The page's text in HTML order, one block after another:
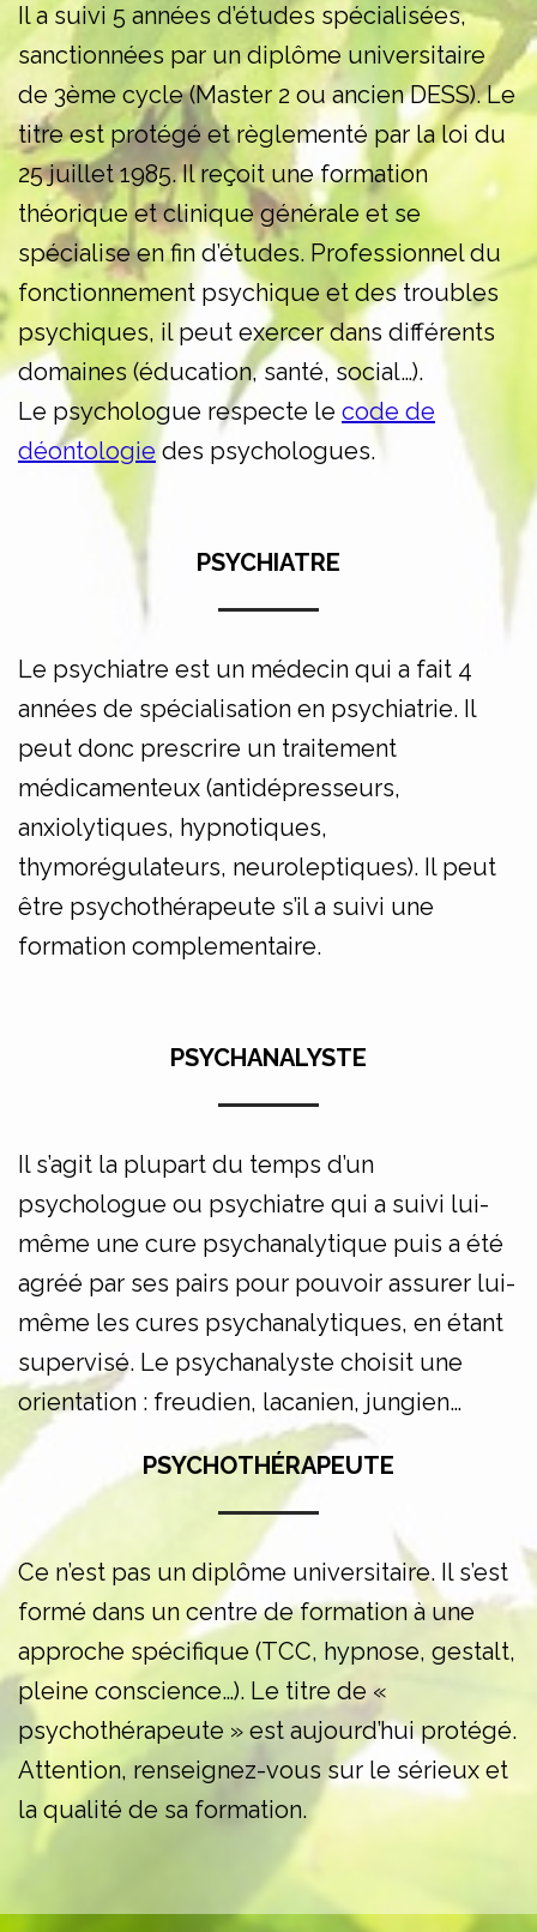
Il a suivi 5 années d’études spécialisées,
sanctionnées par un diplôme universitaire
de 3ème cycle (Master 2 ou ancien DESS). Le
titre est protégé et règlementé par la loi du
25 juillet 1985. Il reçoit une formation
théorique et clinique générale et se
spécialise en fin d’études. Professionnel du
fonctionnement psychique et des troubles
psychiques, il peut exercer dans différents
domaines (éducation, santé, social…).
Le psychologue respecte le code de
déontologie des psychologues.
PSYCHIATRE
Le psychiatre est un médecin qui a fait 4
années de spécialisation en psychiatrie. Il
peut donc prescrire un traitement
médicamenteux (antidépresseurs,
anxiolytiques, hypnotiques,
thymorégulateurs, neuroleptiques). Il peut
être psychothérapeute s’il a suivi une
formation complementaire.
PSYCHANALYSTE
Il s’agit la plupart du temps d’un
psychologue ou psychiatre qui a suivi lui-
même une cure psychanalytique puis a été
agréé par ses pairs pour pouvoir assurer lui-
même les cures psychanalytiques, en étant
supervisé. Le psychanalyste choisit une
orientation : freudien, lacanien, jungien…
PSYCHOTHÉRAPEUTE
Ce n’est pas un diplôme universitaire. Il s’est
formé dans un centre de formation à une
approche spécifique (TCC, hypnose, gestalt,
pleine conscience…). Le titre de «
psychothérapeute » est aujourd’hui protégé.
Attention, renseignez-vous sur le sérieux et
la qualité de sa formation.